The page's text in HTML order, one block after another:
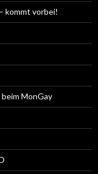
kommt vorbei!
beim MonGay